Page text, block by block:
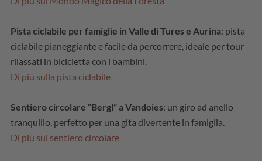
Pista ciclabile per famiglie in Valle di Tures e Aurina: pista
ciclabile pianeggiante e facile da percorrere, ideale per tour
rilassati in bicicletta con i bambini.
Di più sulla pista ciclabile
Sentiero circolare “Bergl” a Vandoies: un giro ad anello
tranquillo, perfetto per una gita divertente in famiglia.
Di più sul sentiero circolare